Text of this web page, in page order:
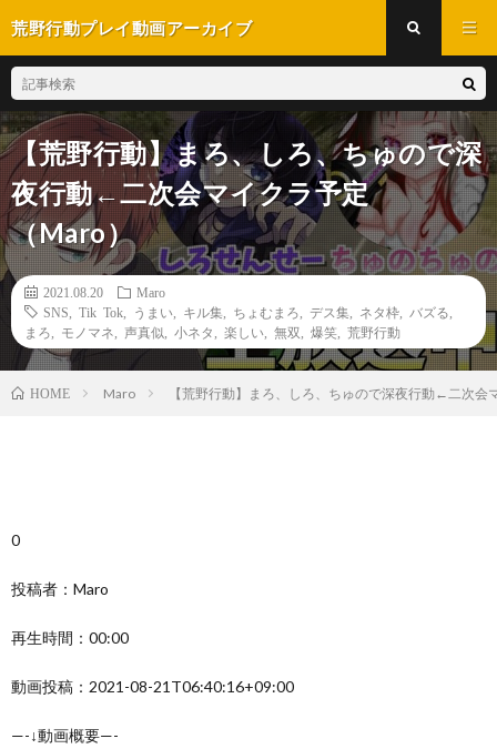
荒野行動プレイ動画アーカイブ
【荒野行動】まろ、しろ、ちゅので深
夜行動←二次会マイクラ予定
（Maro）
2021.08.20
Maro
SNS
Tik Tok うまい キル集 ちょむまろ デス集 ネタ枠 バズる
まろ
モノマネ 声真似 小ネタ 楽しい 無双 爆笑 荒野行動
HOME Maro 【荒野行動】まろ、しろ、ちゅので深夜行動←二次会
0
投稿者：Maro
再生時間：00:00
動画投稿：2021-08-21T06:40:16+09:00
—-↓動画概要—-